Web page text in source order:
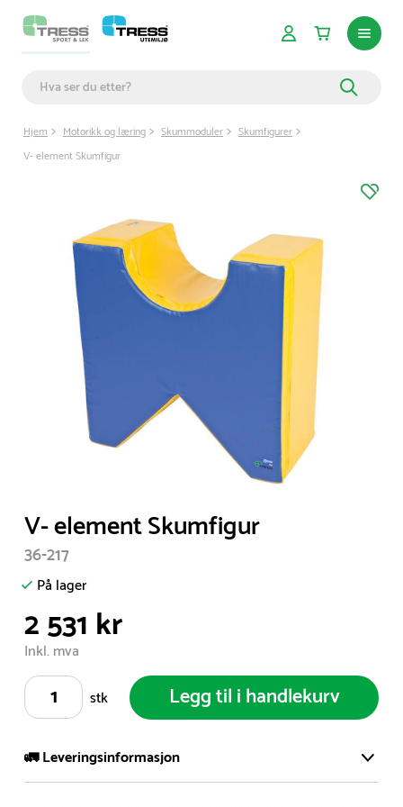
Hjem Motorikk og læring Skummoduler
Skumfigurer
V- element Skumfigur
1
of
1
V- element Skumfigur
36-217
På lager
2 531 kr
Inkl. mva
stk
Legg til i handlekurv
🚛 Leveringsinformasjon